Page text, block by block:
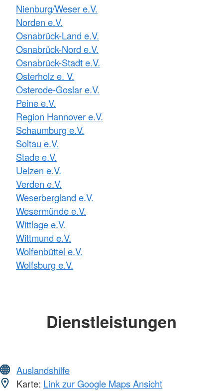
Nienburg/Weser e.V.
Norden e.V.
Osnabrück-Land e.V.
Osnabrück-Nord e.V.
Osnabrück-Stadt e.V.
Osterholz e. V.
Osterode-Goslar e.V.
Peine e.V.
Region Hannover e.V.
Schaumburg e.V.
Soltau e.V.
Stade e.V.
Uelzen e.V.
Verden e.V.
Weserbergland e.V.
Wesermünde e.V.
Wittlage e.V.
Wittmund e.V.
Wolfenbüttel e.V.
Wolfsburg e.V.
Dienstleistungen
Auslandshilfe
Karte: Link zur Google Maps Ansicht